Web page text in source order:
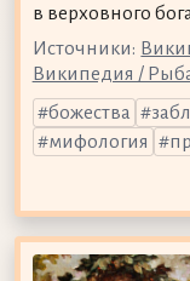
в верховного
Источники:
Википедия /
божества
мифология